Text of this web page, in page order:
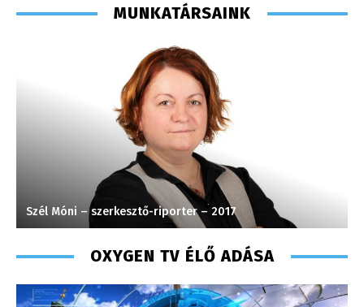
MUNKATÁRSAINK
Szél Móni – szerkesztő-riporter – 2017
OXYGEN TV ÉLŐ ADÁSA